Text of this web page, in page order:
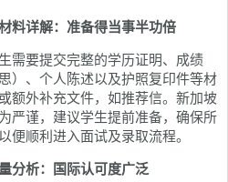
详解：准备得当事半功倍
要提交完整的学历证明、成绩
）、个人陈述以及护照复印件等材
额外补充文件，如推荐信。新加坡
严谨，建议学生提前准备，确保所
便顺利进入面试及录取流程。
析：国际认可度广泛